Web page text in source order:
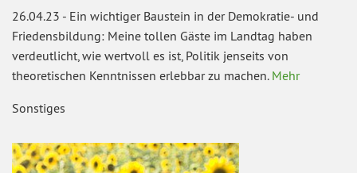
26.04.23 - Ein wichtiger Baustein in der Demokratie- und
Friedensbildung: Meine tollen Gäste im Landtag haben
verdeutlicht, wie wertvoll es ist, Politik jenseits von
theoretischen Kenntnissen erlebbar zu machen. Mehr
Sonstiges